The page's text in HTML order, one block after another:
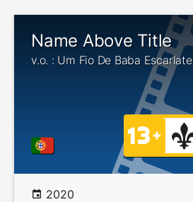
Name Above Title
v.o. : Um Fio De Baba Escarlate
2020